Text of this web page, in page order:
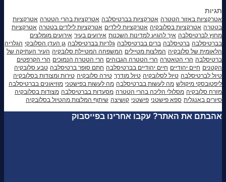
תגיות
אטרקציות באזור הטטרה אטרקציות בברטיסלבה אטרקציות בהרי הטטרה אטרקציות
בטטרה אטרקציות בסלובקיה אטרקציות לילדים אטרקציות לילדים בטטרה אטרקציות
מחוץ לברטיסלבה איך להגיע למדינות השכנות אירועים בעיר אירועים מומלצים
בברטיסלבה ברטיסלבה ברים בברטיסלבה גלריות בברטיסלבה גן העדן הסלובקי הגלריה
הלאומית של סלובקיה המלצות מטיילים המשפחה המטיילת סלובקיה העיר העתיקה של
ברטיסלבה הרי הטאטרה הרי הטטרה הגבוהים הרי הטטרה הנמוכים הרי הקרפטים
הקטנים חיים יהודיים חיים יהודיים בברטיסלבה חתם סופר ברטיסלבה טבע סלובקיה
טיול לברטיסלבה טיול לסלובקיה טיול מודרך טירה סלובקיה טירות ומצודות בסלובקיה
ליפטובסקי מיקולש מה לעשות בברטיסלבה מה לעשות בפישטני מוזיאונים בברטיסלבה
מזרח סלובקיה מסלולי הליכה בהרי הטטרה מסעדות בברטיסלבה מצודות בסלובקיה
סיורים באנגלית ספא פישטני פישטני קושיצה שיתוף המלצות מהטיול בסלובקיה
אהבתם את האתר? עקבו אחרינו בפייסבוק